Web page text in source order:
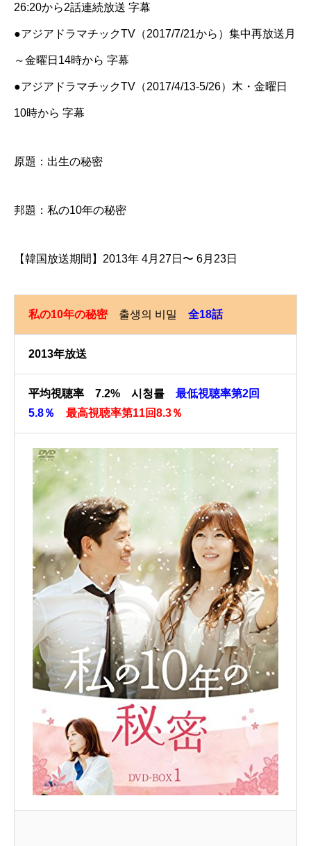
26:20から2話連続放送 字幕
●アジアドラマチックTV（2017/7/21から）集中再放送月
～金曜日14時から 字幕
●アジアドラマチックTV（2017/4/13-5/26）木・金曜日
10時から 字幕
原題：出生の秘密
邦題：私の10年の秘密
【韓国放送期間】2013年 4月27日〜 6月23日
私の10年の秘密출생의 비밀 全18話
2013年放送
平均視聴率 7.2% 시청률 最低視聴率第2回
5.8％
最高視聴率第11回8.3％